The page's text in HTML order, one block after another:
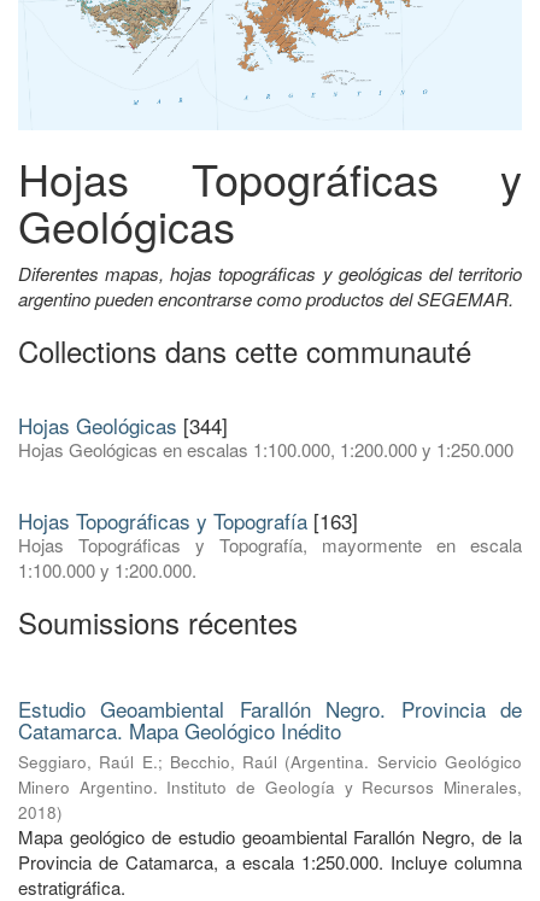
Hojas Topográficas y
Geológicas
Diferentes mapas, hojas topográficas y geológicas del territorio
argentino pueden encontrarse como productos del SEGEMAR.
Collections dans cette communauté
Hojas Geológicas [344]
Hojas Geológicas en escalas 1:100.000, 1:200.000 y 1:250.000
Hojas Topográficas y Topografía [163]
Hojas Topográficas y Topografía, mayormente en escala
1:100.000 y 1:200.000.
Soumissions récentes
Estudio Geoambiental Farallón Negro. Provincia de
Catamarca. Mapa Geológico Inédito
Seggiaro, Raúl E.; Becchio, Raúl (Argentina. Servicio Geológico
Minero Argentino. Instituto de Geología y Recursos Minerales,
2018)
Mapa geológico de estudio geoambiental Farallón Negro, de la
Provincia de Catamarca, a escala 1:250.000. Incluye columna
estratigráfica.